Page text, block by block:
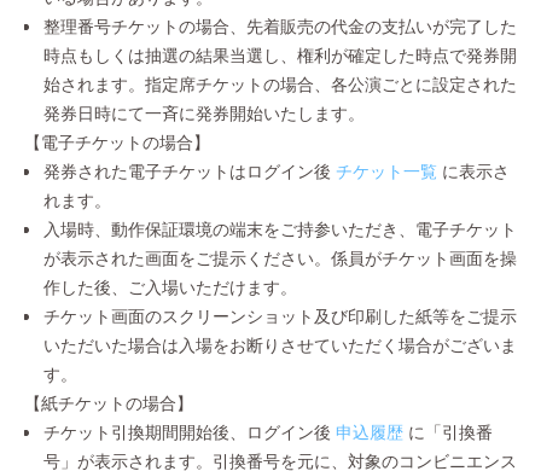
整理番号チケットの場合、先着販売の代金の支払いが完了した
時点もしくは抽選の結果当選し、権利が確定した時点で発券開
始されます。指定席チケットの場合、各公演ごとに設定された
発券日時にて一斉に発券開始いたします。
【電子チケットの場合】
発券された電子チケットはログイン後 チケット一覧 に表示さ
れます。
入場時、動作保証環境の端末をご持参いただき、電子チケット
が表示された画面をご提示ください。係員がチケット画面を操
作した後、ご入場いただけます。
チケット画面のスクリーンショット及び印刷した紙等をご提示
いただいた場合は入場をお断りさせていただく場合がございま
す。
【紙チケットの場合】
チケット引換期間開始後、ログイン後 申込履歴 に「引換番
号」が表示されます。引換番号を元に、対象のコンビニエンス